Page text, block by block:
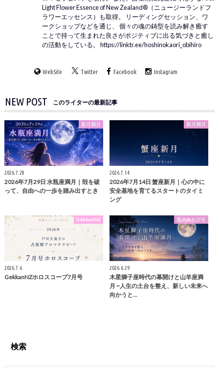
Light Flower Essence of New Zealand®（ニュージーランドフ
ラワーエッセンス）も取得。 リーディングセッション、ワ
ークショップなどを通じ、 個々の魂の鋳型を読み解き癒す
ことで持って生まれた良さがポジティブに出る気づきと癒し
の活動をしている。 https://linktr.ee/hoshinokaori_obihiro
WebSite Twitter Facebook Instagram
NEW POST このライターの最新記事
新月満月
2026.7.28
2026年7月29日 水瓶座満月｜殻を破
って、自由への一歩を踏み出すとき
新月満月
2026.7.14
2026年7月14日 蟹座新月｜心の中に
安全基地を育てるスタートのタイミ
ング
GekkanNZ
2026.7.6
GekkanNZホロスコープ7月号
星のみちびき
2026.6.29
木星獅子座時代の幕開けと山羊座満
月 ~人生の土台を整え、新しい未来へ
向かうと…
検索